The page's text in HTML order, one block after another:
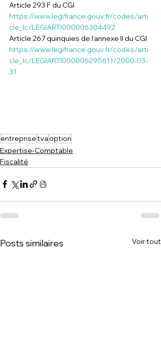
Article 293 F du CGI
https://www.legifrance.gouv.fr/codes/arti
cle_lc/LEGIARTI000006304492
Article 267 quinquies de l’annexe II du CGI
https://www.legifrance.gouv.fr/codes/arti
cle_lc/LEGIARTI000006295611/2000-03-
31
entreprisetvaoption
Expertise-Comptable
Fiscalité
Posts similaires Voir tout